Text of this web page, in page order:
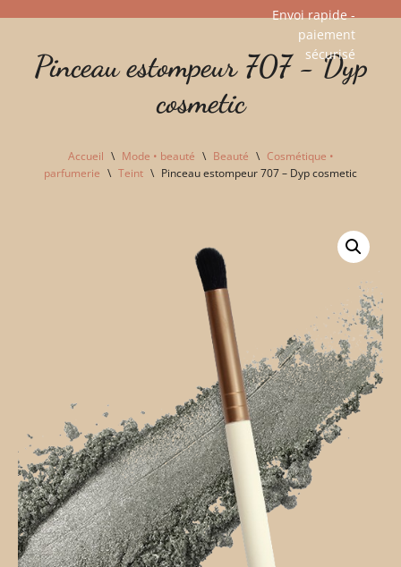
Envoi rapide -
paiement
sécurisé​
Pinceau estompeur 707 - Dyp
cosmetic
Accueil \ Mode • beauté \ Beauté \ Cosmétique •
parfumerie \ Teint \ Pinceau estompeur 707 – Dyp cosmetic